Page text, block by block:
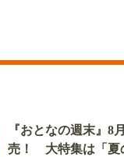
『おとなの週末』8
売！ 大特集は「夏